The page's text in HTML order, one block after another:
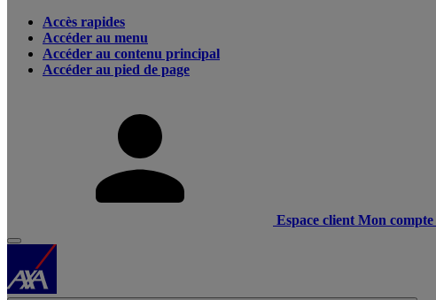
Accès rapides
Accéder au menu
Accéder au contenu principal
Accéder au pied de page
Espace client Mon compte